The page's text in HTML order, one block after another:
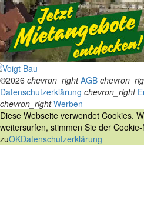
©2026 chevron_right AGB
Datenschutzerklärung chevron_right
chevron_right Werben
Diese Webseite verwendet Cookies.
weitersurfen, stimmen Sie der
zuOKDatenschutzerklärung